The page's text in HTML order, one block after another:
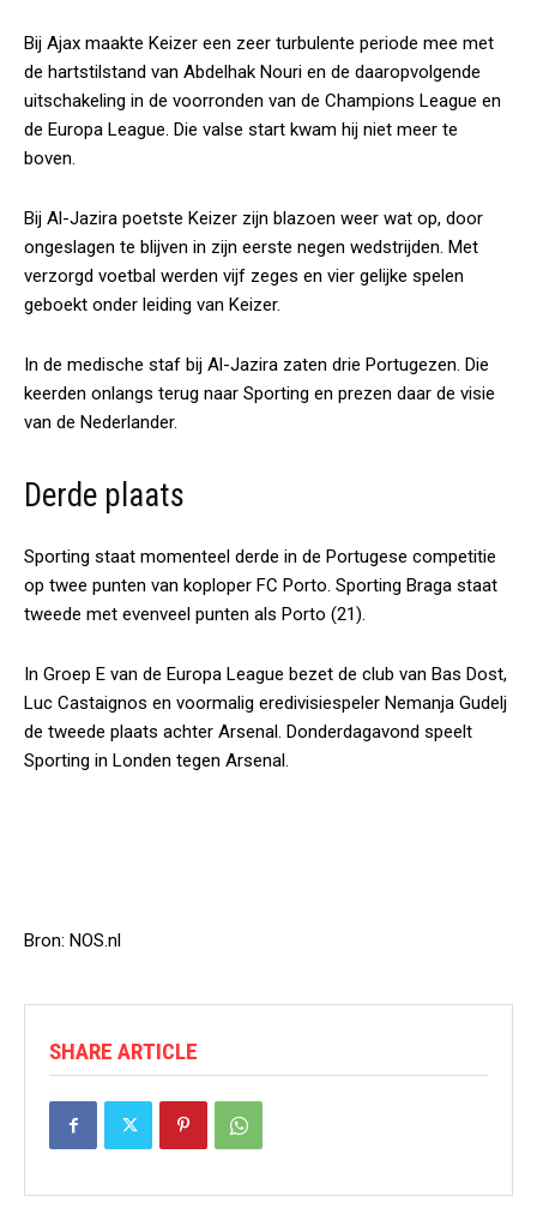
Bij Ajax maakte Keizer een zeer turbulente periode mee met
de hartstilstand van Abdelhak Nouri en de daaropvolgende
uitschakeling in de voorronden van de Champions League en
de Europa League. Die valse start kwam hij niet meer te
boven.
Bij Al-Jazira poetste Keizer zijn blazoen weer wat op, door
ongeslagen te blijven in zijn eerste negen wedstrijden. Met
verzorgd voetbal werden vijf zeges en vier gelijke spelen
geboekt onder leiding van Keizer.
In de medische staf bij Al-Jazira zaten drie Portugezen. Die
keerden onlangs terug naar Sporting en prezen daar de visie
van de Nederlander.
Derde plaats
Sporting staat momenteel derde in de Portugese competitie
op twee punten van koploper FC Porto. Sporting Braga staat
tweede met evenveel punten als Porto (21).
In Groep E van de Europa League bezet de club van Bas Dost,
Luc Castaignos en voormalig eredivisiespeler Nemanja Gudelj
de tweede plaats achter Arsenal. Donderdagavond speelt
Sporting in Londen tegen Arsenal.
Bron: NOS.nl
SHARE ARTICLE